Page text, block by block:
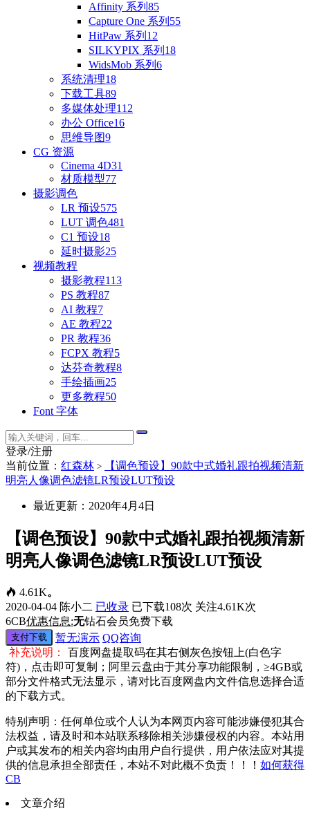
Affinity 系列 85
Capture One 系列 55
HitPaw 系列 12
SILKYPIX 系列 18
WidsMob 系列 6
系统清理18
下载工具89
多媒体处理112
办公 Office16
思维导图9
CG 资源
Cinema 4D31
材质模型77
摄影调色
LR 预设575
LUT 调色481
C1 预设18
延时摄影25
视频教程
摄影教程113
PS 教程87
AI 教程7
AE 教程22
PR 教程36
FCPX 教程5
达芬奇教程8
手绘插画25
更多教程50
Font 字体
登录/注册
当前位置： 红森林 >
【调色预设】90款中式婚礼跟拍视频清新
明亮人像调色滤镜LR预设LUT预设
最近更新：2020年4月4日
【调色预设】90款中式婚礼跟拍视频清新
明亮人像调色滤镜LR预设LUT预设
4.61K。
2020-04-04 陈小二 已收录 已下载108次 关注4.61K次
6CB优惠信息:无钻石会员免费下载
支付下载 暂无演示 QQ咨询
补充说明：
百度网盘提取码在其右侧灰色按钮上(白色字
符)，点击即可复制；阿里云盘由于其分享功能限制，≥4GB或
部分文件格式无法显示，请对比百度网盘内文件信息选择合适
的下载方式。
特别声明：任何单位或个人认为本网页内容可能涉嫌侵犯其合
法权益，请及时和本站联系移除相关涉嫌侵权的内容。本站用
户或其发布的相关内容均由用户自行提供，用户依法应对其提
供的信息承担全部责任，本站不对此概不负责！！！ 如何获得
CB
文章介绍